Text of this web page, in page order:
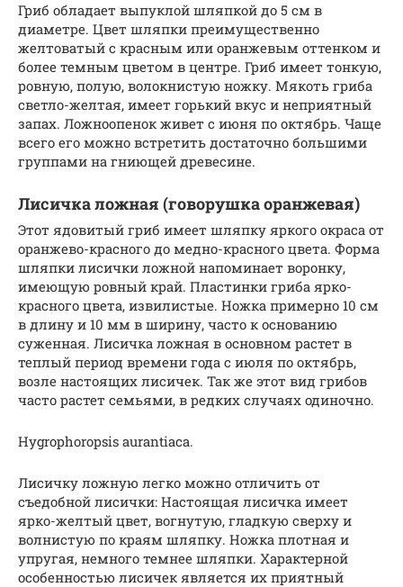
Гриб обладает выпуклой шляпкой до 5 см в
диаметре. Цвет шляпки преимущественно
желтоватый с красным или оранжевым оттенком и
более темным цветом в центре. Гриб имеет тонкую,
ровную, полую, волокнистую ножку. Мякоть гриба
светло-желтая, имеет горький вкус и неприятный
запах. Ложноопенок живет с июня по октябрь. Чаще
всего его можно встретить достаточно большими
группами на гниющей древесине.
Лисичка ложная (говорушка оранжевая)
Этот ядовитый гриб имеет шляпку яркого окраса от
оранжево-красного до медно-красного цвета. Форма
шляпки лисички ложной напоминает воронку,
имеющую ровный край. Пластинки гриба ярко-
красного цвета, извилистые. Ножка примерно 10 см
в длину и 10 мм в ширину, часто к основанию
суженная. Лисичка ложная в основном растет в
теплый период времени года с июля по октябрь,
возле настоящих лисичек. Так же этот вид грибов
часто растет семьями, в редких случаях одиночно.
Hygrophoropsis aurantiaca.
Лисичку ложную легко можно отличить от
съедобной лисички: Настоящая лисичка имеет
ярко-желтый цвет, вогнутую, гладкую сверху и
волнистую по краям шляпку. Ножка плотная и
упругая, немного темнее шляпки. Характерной
особенностью лисичек является их приятный